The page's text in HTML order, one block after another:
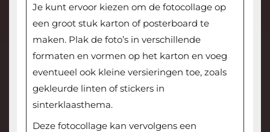
Je kunt ervoor kiezen om de fotocollage op
een groot stuk karton of posterboard te
maken. Plak de foto’s in verschillende
formaten en vormen op het karton en voeg
eventueel ook kleine versieringen toe, zoals
gekleurde linten of stickers in
sinterklaasthema.
Deze fotocollage kan vervolgens een